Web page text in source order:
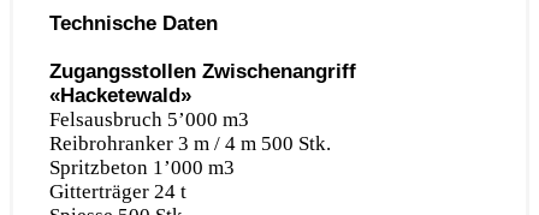
Technische Daten
Zugangsstollen Zwischenangriff
«Hacketewald»
Felsausbruch 5’000 m3
Reibrohranker 3 m / 4 m 500 Stk.
Spritzbeton 1’000 m3
Gitterträger 24 t